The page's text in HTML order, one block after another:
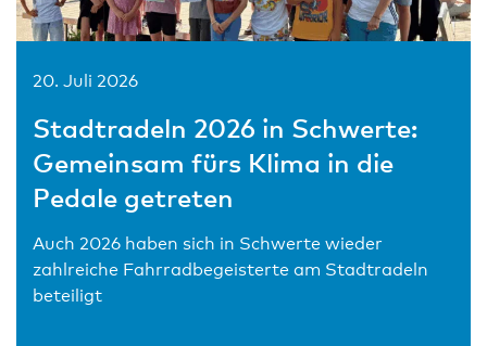
20. Juli 2026
Stadtradeln 2026 in Schwerte:
Gemeinsam fürs Klima in die
Pedale getreten
Auch 2026 haben sich in Schwerte wieder
zahlreiche Fahrradbegeisterte am Stadtradeln
beteiligt